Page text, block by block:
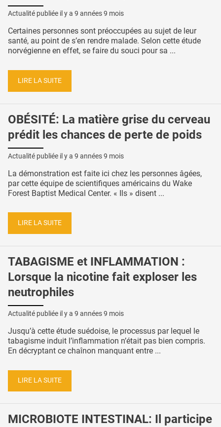
Actualité publiée il y a 9 années 9 mois
Certaines personnes sont préoccupées au sujet de leur
santé, au point de s’en rendre malade. Selon cette étude
norvégienne en effet, se faire du souci pour sa ...
LIRE LA SUITE
OBÉSITÉ: La matière grise du cerveau
prédit les chances de perte de poids
Actualité publiée il y a 9 années 9 mois
La démonstration est faite ici chez les personnes âgées,
par cette équipe de scientifiques américains du Wake
Forest Baptist Medical Center. « Ils » disent ...
LIRE LA SUITE
TABAGISME et INFLAMMATION :
Lorsque la nicotine fait exploser les
neutrophiles
Actualité publiée il y a 9 années 9 mois
Jusqu’à cette étude suédoise, le processus par lequel le
tabagisme induit l’inflammation n’était pas bien compris.
En décryptant ce chaînon manquant entre ...
LIRE LA SUITE
MICROBIOTE INTESTINAL: Il participe